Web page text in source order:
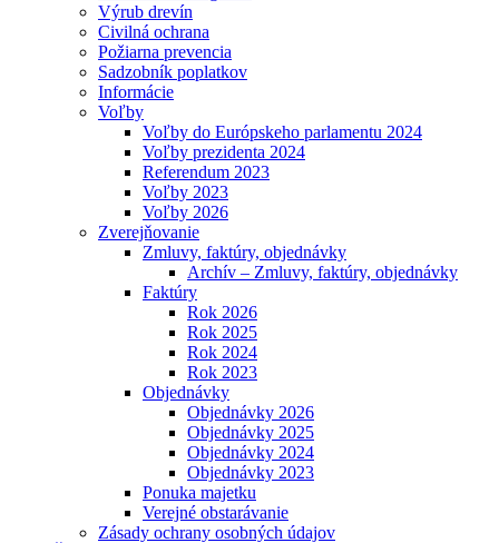
Výrub drevín
Civilná ochrana
Požiarna prevencia
Sadzobník poplatkov
Informácie
Voľby
Voľby do Európskeho parlamentu 2024
Voľby prezidenta 2024
Referendum 2023
Voľby 2023
Voľby 2026
Zverejňovanie
Zmluvy, faktúry, objednávky
Archív – Zmluvy, faktúry, objednávky
Faktúry
Rok 2026
Rok 2025
Rok 2024
Rok 2023
Objednávky
Objednávky 2026
Objednávky 2025
Objednávky 2024
Objednávky 2023
Ponuka majetku
Verejné obstarávanie
Zásady ochrany osobných údajov